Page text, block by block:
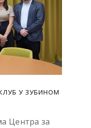
У ЗУБИНОМ
Центра за